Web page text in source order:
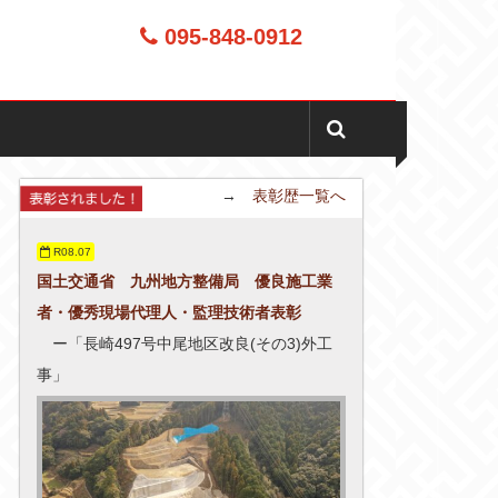
095-848-0912
R08.07
国土交通省 九州地方整備局 優良施工業
者・優秀現場代理人・監理技術者表彰
ー「長崎497号中尾地区改良(その3)外工
事」
→ 表彰歴一覧へ